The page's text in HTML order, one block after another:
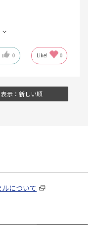
0 Like! 0
表示：新しい順
について